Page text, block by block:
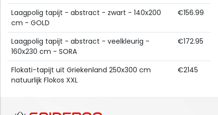
Laagpolig tapijt - abstract - zwart - 140x200
cm - GOLD
€156.99
Laagpolig tapijt - abstract - veelkleurig -
160x230 cm - SORA
€172.95
Flokati-tapijt uit Griekenland 250x300 cm
natuurlijk Flokos XXL
€2145